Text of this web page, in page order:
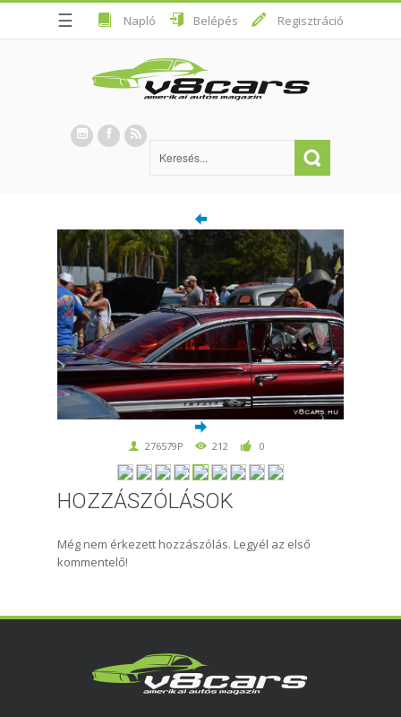
☰ Napló Belépés Regisztráció
276579P 212 0
HOZZÁSZÓLÁSOK
Még nem érkezett hozzászólás. Legyél az első
kommentelő!